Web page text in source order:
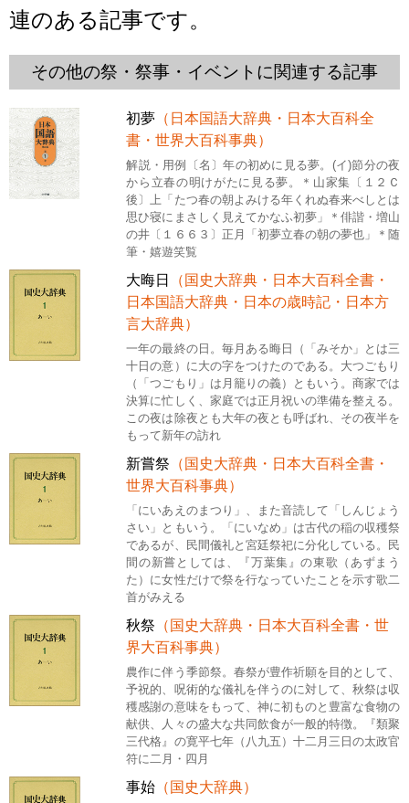
連のある記事です。
その他の祭・祭事・イベントに関連する記事
初夢 （日本国語大辞典・日本大百科全
書・世界大百科事典）
解説・用例〔名〕年の初めに見る夢。(イ)節分の夜
から立春の明けがたに見る夢。＊山家集〔１２Ｃ
後〕上「たつ春の朝よみける年くれぬ春来べしとは
思ひ寝にまさしく見えてかなふ初夢」＊俳諧・増山
の井〔１６６３〕正月「初夢立春の朝の夢也」＊随
筆・嬉遊笑覧
大晦日
（国史大辞典・日本大百科全書・
日本国語大辞典・日本の歳時記・日本方
言大辞典）
一年の最終の日。毎月ある晦日（「みそか」とは三
十日の意）に大の字をつけたのである。大つごもり
（「つごもり」は月籠りの義）ともいう。商家では
決算に忙しく、家庭では正月祝いの準備を整える。
この夜は除夜とも大年の夜とも呼ばれ、その夜半を
もって新年の訪れ
新嘗祭 （国史大辞典・日本大百科全書・
世界大百科事典）
「にいあえのまつり」、また音読して「しんじょう
さい」ともいう。「にいなめ」は古代の稲の収穫祭
であるが、民間儀礼と宮廷祭祀に分化している。民
間の新嘗としては、『万葉集』の東歌（あずまう
た）に女性だけで祭を行なっていたことを示す歌二
首がみえる
秋祭 （国史大辞典・日本大百科全書・世
界大百科事典）
農作に伴う季節祭。春祭が豊作祈願を目的として、
予祝的、呪術的な儀礼を伴うのに対して、秋祭は収
穫感謝の意味をもって、神に初ものと豊富な食物の
献供、人々の盛大な共同飲食が一般的特徴。『類聚
三代格』の寛平七年（八九五）十二月三日の太政官
符に二月・四月
事始 （国史大辞典）